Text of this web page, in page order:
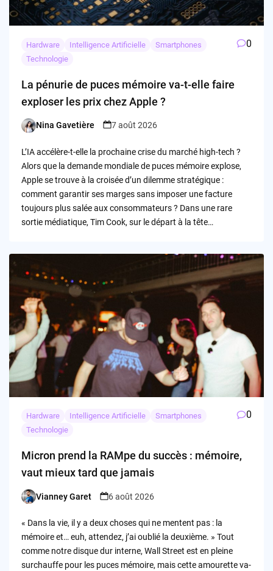
Hardware Intelligence Artificielle
Smartphones
Technologie
0
La pénurie de puces mémoire va-t-elle faire
exploser les prix chez Apple ?
Posted
Nina Gavetière 7 août 2026
L’IA accélère-t-elle la prochaine crise du marché high-tech ?
Alors que la demande mondiale de puces mémoire explose,
Apple se trouve à la croisée d’un dilemme stratégique :
comment garantir ses marges sans imposer une facture
toujours plus salée aux consommateurs ? Dans une rare
sortie médiatique, Tim Cook, sur le départ à la tête…
Hardware Intelligence Artificielle
Smartphones
Technologie
0
Micron prend la RAMpe du succès : mémoire,
vaut mieux tard que jamais
Posted
Vianney Garet 6 août 2026
« Dans la vie, il y a deux choses qui ne mentent pas : la
mémoire et… euh, attendez, j’ai oublié la deuxième. » Tout
comme notre disque dur interne, Wall Street est en pleine
surchauffe pour les puces mémoire, mais cette amourette va-